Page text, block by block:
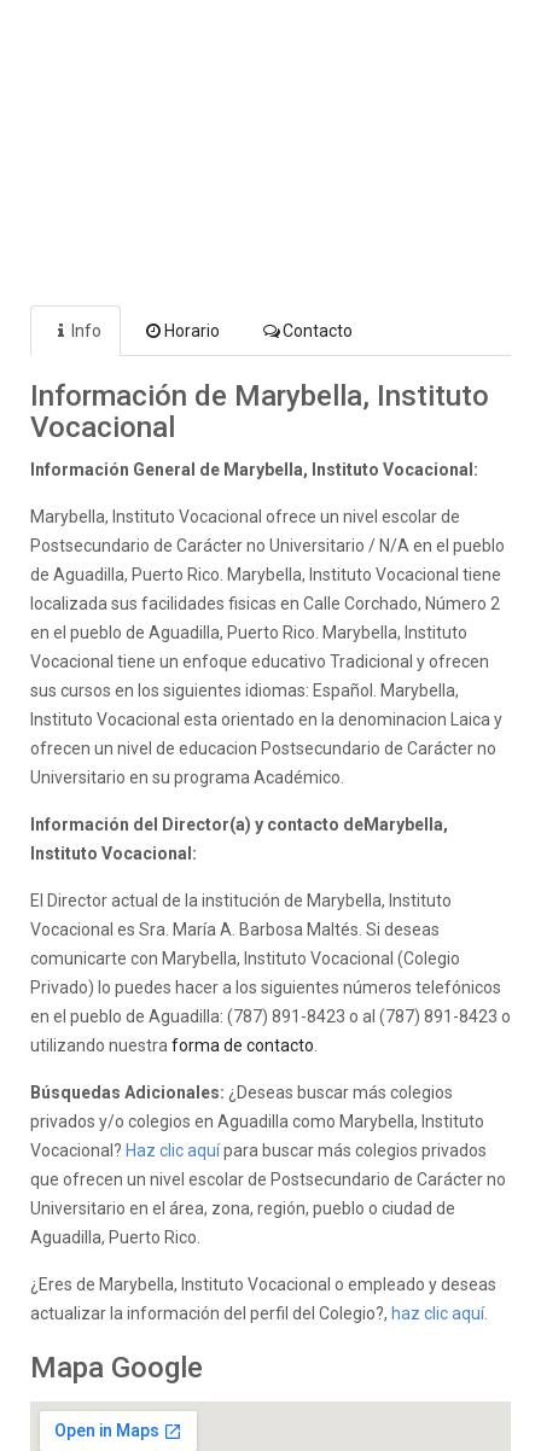
Info Horario Contacto
Información de Marybella, Instituto
Vocacional
Información General de Marybella, Instituto Vocacional:
Marybella, Instituto Vocacional ofrece un nivel escolar de
Postsecundario de Carácter no Universitario / N/A en el pueblo
de Aguadilla, Puerto Rico. Marybella, Instituto Vocacional tiene
localizada sus facilidades fisicas en Calle Corchado, Número 2
en el pueblo de Aguadilla, Puerto Rico. Marybella, Instituto
Vocacional tiene un enfoque educativo Tradicional y ofrecen
sus cursos en los siguientes idiomas: Español. Marybella,
Instituto Vocacional esta orientado en la denominacion Laica y
ofrecen un nivel de educacion Postsecundario de Carácter no
Universitario en su programa Académico.
Información del Director(a) y contacto deMarybella,
Instituto Vocacional:
El Director actual de la institución de Marybella, Instituto
Vocacional es Sra. María A. Barbosa Maltés. Si deseas
comunicarte con Marybella, Instituto Vocacional (Colegio
Privado) lo puedes hacer a los siguientes números telefónicos
en el pueblo de Aguadilla: (787) 891-8423 o al (787) 891-8423 o
utilizando nuestra forma de contacto
Búsquedas Adicionales: ¿Deseas buscar más colegios
privados y/o colegios en Aguadilla como Marybella, Instituto
Vocacional? Haz clic aquípara buscar más colegios privados
que ofrecen un nivel escolar de Postsecundario de Carácter no
Universitario en el área, zona, región, pueblo o ciudad de
Aguadilla, Puerto Rico.
¿Eres de Marybella, Instituto Vocacional o empleado y deseas
actualizar la información del perfil del Colegio?, haz clic aquí.
Mapa Google